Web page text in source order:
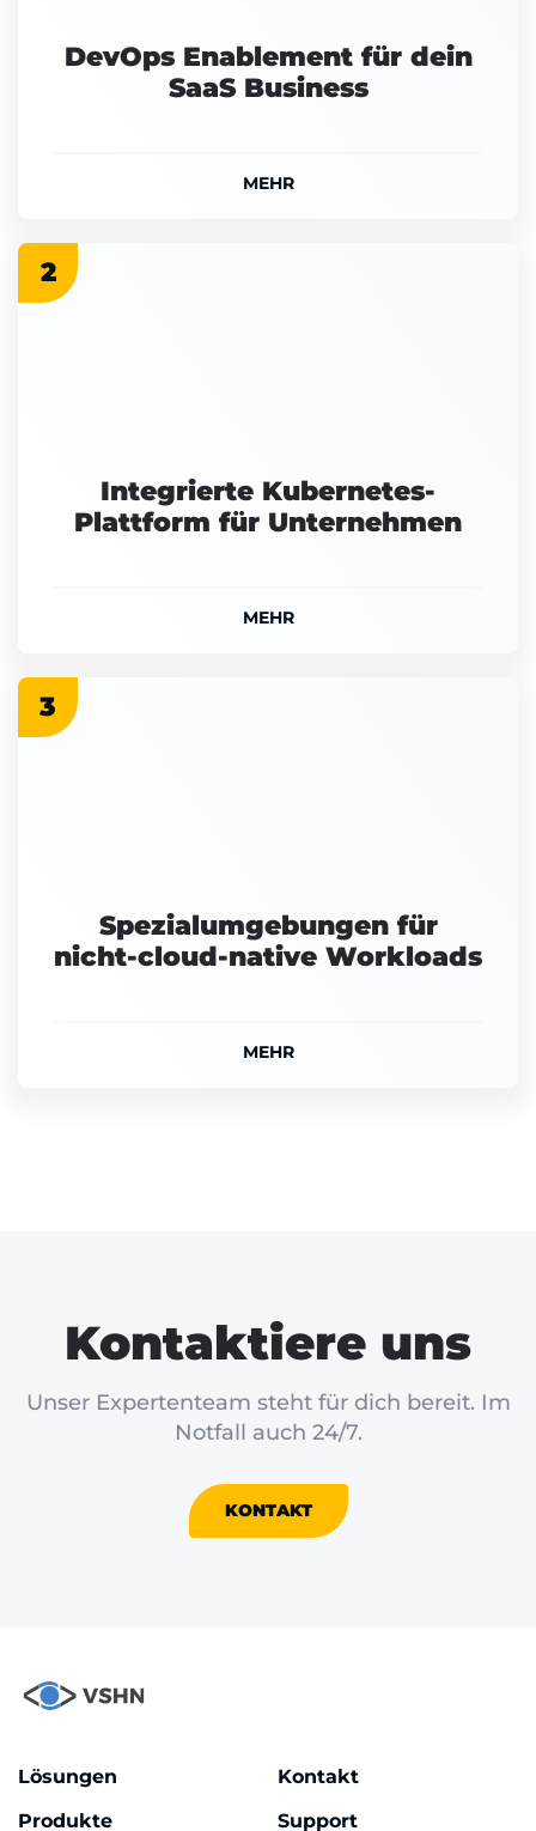
DevOps Enablement für dein
SaaS Business
MEHR
2
Integrierte Kubernetes-
Plattform für Unternehmen
MEHR
3
Spezialumgebungen für
nicht-cloud-native Workloads
MEHR
Kontaktiere uns
Unser Expertenteam steht für dich bereit. Im
Notfall auch 24/7.
KONTAKT
Lösungen
Produkte
Kontakt
Support